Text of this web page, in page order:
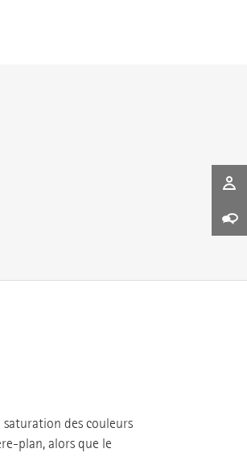
saturation des couleurs
plan, alors que le